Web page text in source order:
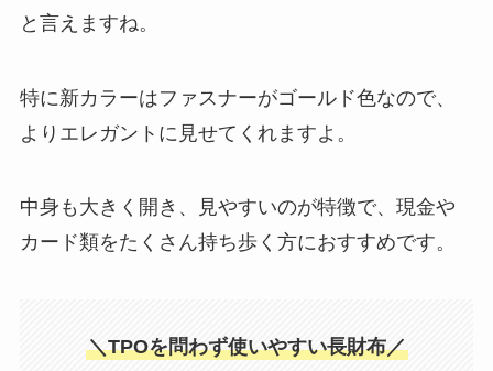
と言えますね。
特に新カラーはファスナーがゴールド色なので、
よりエレガントに見せてくれますよ。
中身も大きく開き、見やすいのが特徴で、現金や
カード類をたくさん持ち歩く方におすすめです。
＼TPOを問わず使いやすい長財布／